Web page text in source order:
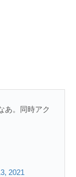
あ。同時アク
2021